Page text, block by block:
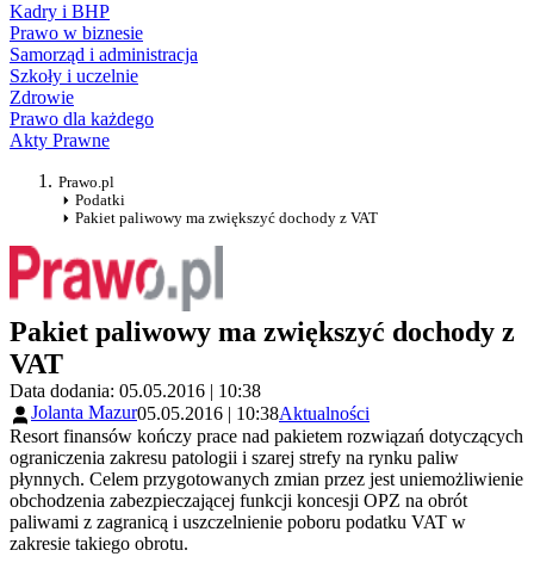
Kadry i BHP
Prawo w biznesie
Samorząd i administracja
Szkoły i uczelnie
Zdrowie
Prawo dla każdego
Akty Prawne
Prawo.pl
Podatki
Pakiet paliwowy ma zwiększyć dochody z VAT
Pakiet paliwowy ma zwiększyć dochody z
VAT
Data dodania: 05.05.2016 | 10:38
Jolanta Mazur05.05.2016 | 10:38Aktualności
Resort finansów kończy prace nad pakietem rozwiązań dotyczących
ograniczenia zakresu patologii i szarej strefy na rynku paliw
płynnych. Celem przygotowanych zmian przez jest uniemożliwienie
obchodzenia zabezpieczającej funkcji koncesji OPZ na obrót
paliwami z zagranicą i uszczelnienie poboru podatku VAT w
zakresie takiego obrotu.